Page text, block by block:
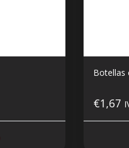
Botellas
€1,67